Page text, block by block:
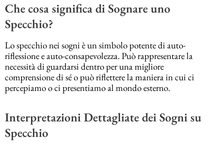
Che cosa significa di Sognare uno
Specchio?
Lo specchio nei sogni è un simbolo potente di auto-
riflessione e auto-consapevolezza. Può rappresentare la
necessità di guardarsi dentro per una migliore
comprensione di sé o può riflettere la maniera in cui ci
percepiamo o ci presentiamo al mondo esterno.
Interpretazioni Dettagliate dei Sogni su
Specchio